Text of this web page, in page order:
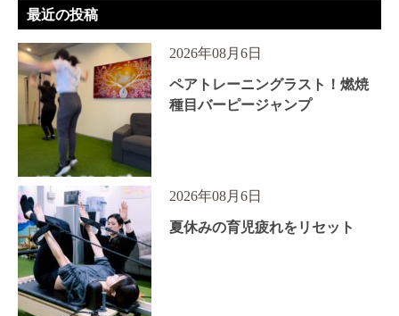
最近の投稿
2026年08月6日
ペアトレーニングラスト！燃焼
種目バーピージャンプ
2026年08月6日
夏休みの育児疲れをリセット